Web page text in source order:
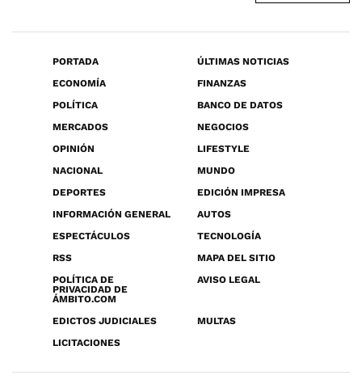
PORTADA
ÚLTIMAS NOTICIAS
ECONOMÍA
FINANZAS
POLÍTICA
BANCO DE DATOS
MERCADOS
NEGOCIOS
OPINIÓN
LIFESTYLE
NACIONAL
MUNDO
DEPORTES
EDICIÓN IMPRESA
INFORMACIÓN GENERAL
AUTOS
ESPECTÁCULOS
TECNOLOGÍA
RSS
MAPA DEL SITIO
POLÍTICA DE
PRIVACIDAD DE
ÁMBITO.COM
AVISO LEGAL
EDICTOS JUDICIALES
MULTAS
LICITACIONES